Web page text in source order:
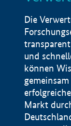
Die
und
können
Markt